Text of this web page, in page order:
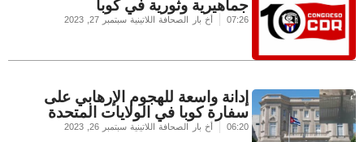
جماهيرية وثورية في كوبا
07:26 أخ بار الصحافة اللاتينية سبتمبر 27, 2023
إدانة واسعة للهجوم الإرهابي على
سفارة كوبا في الولايات المتحدة
06:20 أخ بار الصحافة اللاتينية سبتمبر 26, 2023